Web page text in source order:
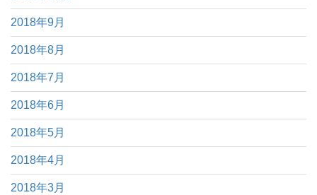
2018年9月
2018年8月
2018年7月
2018年6月
2018年5月
2018年4月
2018年3月